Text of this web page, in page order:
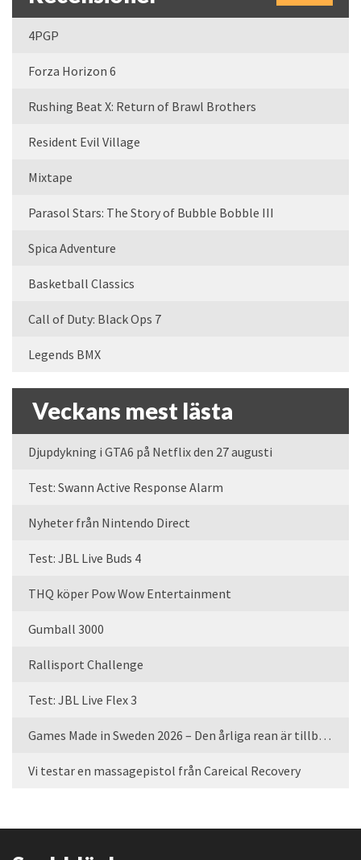
4PGP
Forza Horizon 6
Rushing Beat X: Return of Brawl Brothers
Resident Evil Village
Mixtape
Parasol Stars: The Story of Bubble Bobble III
Spica Adventure
Basketball Classics
Call of Duty: Black Ops 7
Legends BMX
Veckans mest lästa
Djupdykning i GTA6 på Netflix den 27 augusti
Test: Swann Active Response Alarm
Nyheter från Nintendo Direct
Test: JBL Live Buds 4
THQ köper Pow Wow Entertainment
Gumball 3000
Rallisport Challenge
Test: JBL Live Flex 3
Games Made in Sweden 2026 – Den årliga rean är tillbaka
Vi testar en massagepistol från Careical Recovery